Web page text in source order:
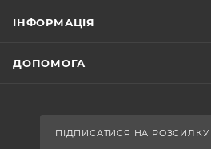
ІНФОРМАЦІЯ
ДОПОМОГА
ПІДПИСАТИСЯ НА РОЗСИЛКУ